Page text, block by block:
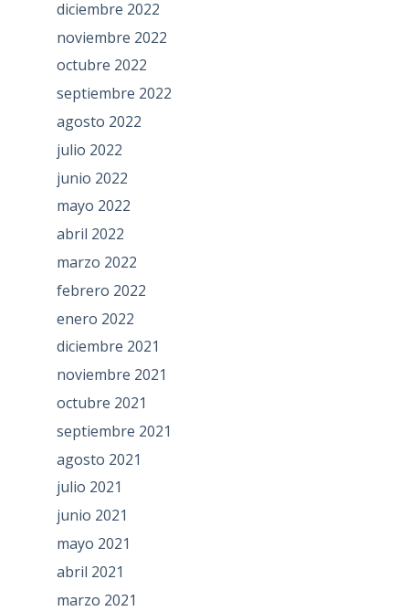
diciembre 2022
noviembre 2022
octubre 2022
septiembre 2022
agosto 2022
julio 2022
junio 2022
mayo 2022
abril 2022
marzo 2022
febrero 2022
enero 2022
diciembre 2021
noviembre 2021
octubre 2021
septiembre 2021
agosto 2021
julio 2021
junio 2021
mayo 2021
abril 2021
marzo 2021